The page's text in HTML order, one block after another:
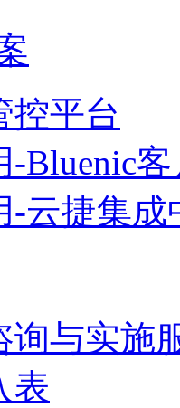
控平台
-Bluenic
-云捷集成
询与实施
表